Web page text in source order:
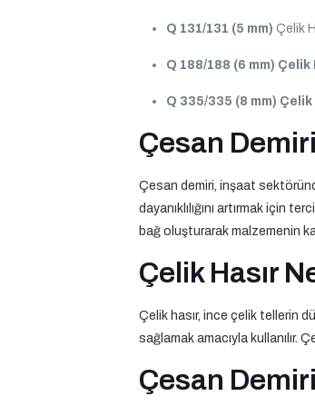
Q 131/131 (5 mm) Çelik
Q 188/188 (6 mm) Çelik
Q 335/335 (8 mm) Çelik
Çesan
Çesan demiri, inşaat
dayanıklılığını artırmak için
bağ oluşturarak malzemenin
Çelik Hasır
Çelik hasır, ince çelik tellerin
sağlamak amacıyla kullanılır.
Çesan